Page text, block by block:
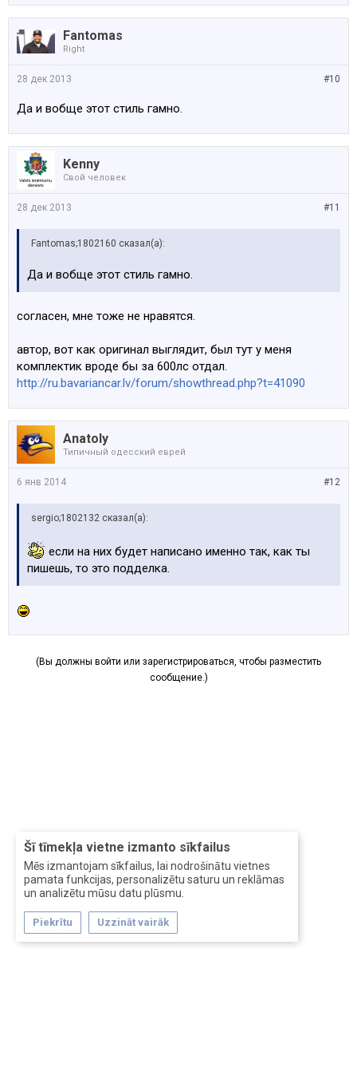
Šī tīmekļa vietne izmanto sīkfailus
Mēs izmantojam sīkfailus, lai nodrošinātu vietnes
pamata funkcijas, personalizētu saturu un reklāmas
un analizētu mūsu datu plūsmu.
Piekrītu Uzzināt vairāk
Fantomas
Right
#10
28 дек 2013
Да и вобще этот стиль гамно.
Kenny
Свой человек
#11
28 дек 2013
Fantomas;1802160 сказал(а):
Да и вобще этот стиль гамно.
согласен, мне тоже не нравятся.
автор, вот как оригинал выглядит, был тут у меня
комплектик вроде бы за 600лс отдал.
http://ru.bavariancar.lv/forum/showthread.php?t=41090
Anatoly
Типичный одесский еврей
#12
6 янв 2014
sergio;1802132 сказал(а):
если на них будет написано именно так, как ты
пишешь, то это подделка.
(Вы должны войти или зарегистрироваться, чтобы разместить
сообщение.)